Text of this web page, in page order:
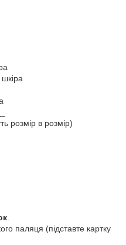
розмір в розмір)
паляця (підставте картку